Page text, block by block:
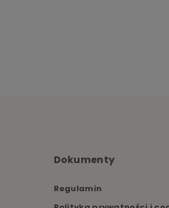
Dokumenty
Regulamin